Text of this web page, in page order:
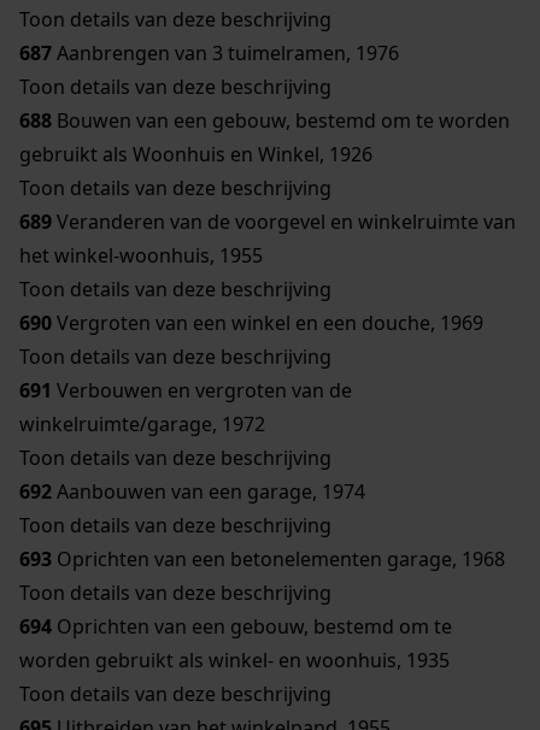
Toon details van deze beschrijving
687Aanbrengen van 3 tuimelramen, 1976
Toon details van deze beschrijving
688 Bouwen van een gebouw, bestemd om te worden
gebruikt als Woonhuis en Winkel, 1926
Toon details van deze beschrijving
689Veranderen van de voorgevel en winkelruimte van
het winkel-woonhuis, 1955
Toon details van deze beschrijving
690Vergroten van een winkel en een douche, 1969
Toon details van deze beschrijving
691 Verbouwen en vergroten van de
winkelruimte/garage, 1972
Toon details van deze beschrijving
692Aanbouwen van een garage, 1974
Toon details van deze beschrijving
693 Oprichten van een betonelementen garage, 1968
Toon details van deze beschrijving
694 Oprichten van een gebouw, bestemd om te
worden gebruikt als winkel- en woonhuis, 1935
Toon details van deze beschrijving